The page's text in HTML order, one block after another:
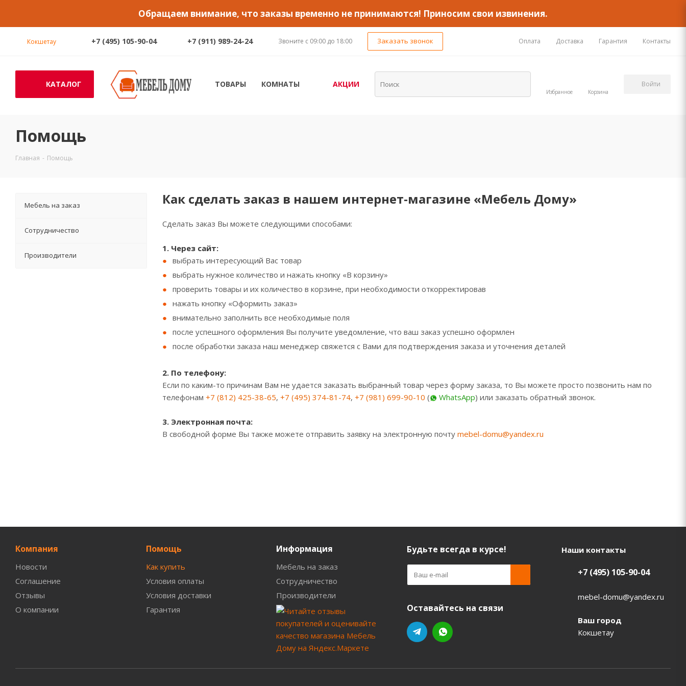
Обращаем внимание, что заказы временно не принимаются! Приносим свои извинения.
Кокшетау +7 (495) 105-90-04 +7 (911) 989-24-24 Звоните с 09:00 до 18:00 Заказать звонок Оплата Доставка Гарантия Контакты
КАТАЛОГ ТОВАРЫ КОМНАТЫ АКЦИИ
Избранное Корзина
Войти
Помощь
Главная - Помощь
Как сделать заказ в нашем интернет-магазине «Мебель Дому»
Сделать заказ Вы можете следующими способами:
1. Через сайт:
выбрать интересующий Вас товар
выбрать нужное количество и нажать кнопку «В корзину»
проверить товары и их количество в корзине, при необходимости откорректировав
нажать кнопку «Оформить заказ»
внимательно заполнить все необходимые поля
после успешного оформления Вы получите уведомление, что ваш заказ успешно оформлен
после обработки заказа наш менеджер свяжется c Вами для подтверждения заказа и уточнения деталей
2. По телефону:
Если по каким-то причинам Вам не удается заказать выбранный товар через форму заказа, то Вы можете просто позвонить нам по
телефонам +7 (812) 425-38-65, +7 (495) 374-81-74, +7 (981) 699-90-10 ( WhatsApp) или заказать обратный звонок.
3. Электронная почта:
В свободной форме Вы также можете отправить заявку на электронную почту mebel-domu@yandex.ru
Мебель на заказ
Сотрудничество
Производители
Компания
Новости
Соглашение
Отзывы
О компании
Помощь
Как купить
Условия оплаты
Условия доставки
Гарантия
Информация
Мебель на заказ
Сотрудничество
Производители
Будьте всегда в курсе!
Оставайтесь на связи
Наши контакты
+7 (495) 105-90-04
mebel-domu@yandex.ru
Ваш город
Кокшетау